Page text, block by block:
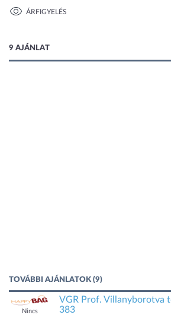
ÁRFIGYELÉS
9 AJÁNLAT
TOVÁBBI AJÁNLATOK (9)
Nincs
VGR Prof. Villanyborotva
383